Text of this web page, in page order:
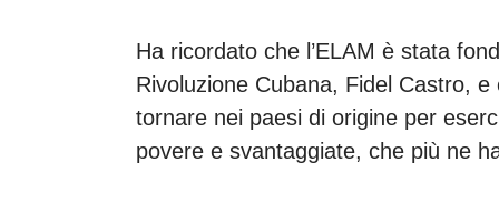
Ha ricordato che l’ELAM è stata
Rivoluzione Cubana, Fidel Castro,
tornare nei paesi di origine per
povere e svantaggiate, che più ne